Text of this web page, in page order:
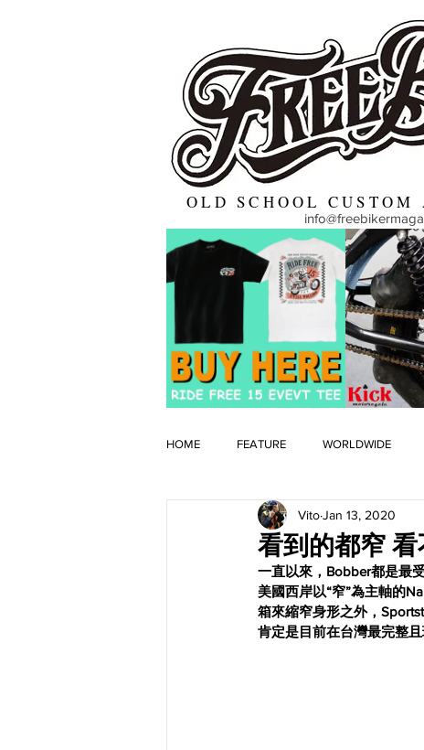
OLD SCHOOL
HOME FEATURE WORLDWIDE
OLD TIMER
看到的都窄 看
VitoJan 13, 2020
一直以來，Bobber都是最
美國西岸以“窄”為主軸的
箱來縮窄身形之外，
肯定是目前在台灣最完整且